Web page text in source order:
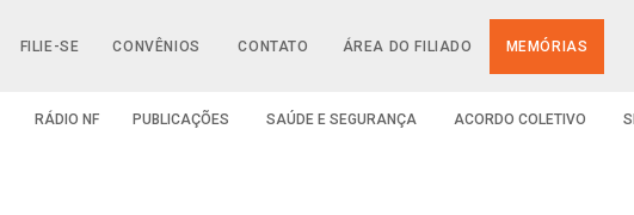
FILIE-SE CONVÊNIOS CONTATO ÁREA DO FILIADO MEMÓRIAS
RÁDIO NF PUBLICAÇÕES SAÚDE E SEGURANÇA ACORDO COLETIVO